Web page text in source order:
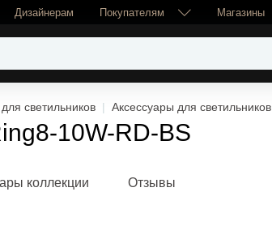
Дизайнерам Покупателям Магазины
светильников Аксессуары для светильников
10W-RD-BS
коллекции Отзывы